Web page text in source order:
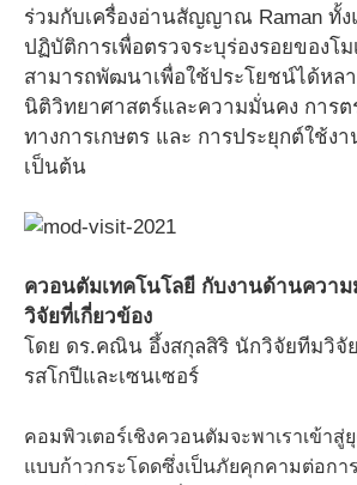
ร่วมกับเครื่องอ่านสัญญาณ Raman ทั้
ปฏิบัติการเพื่อตรวจระบุร่องรอยของโม
สามารถพัฒนาเพื่อใช้ประโยชน์ได้หล
นิติวิทยาศาสตร์และความมั่นคง การต
ทางการเกษตร และ การประยุกต์ใช้ง
เป็นต้น
ควอนตัมเทคโนโลยี กับงานด้านควา
วิจัยที่เกี่ยวข้อง
โดย ดร.คณิน อึ้งสกุลสิริ นักวิจัยทีมวิจั
รสโกปีและเซนเซอร์
คอมพิวเตอร์เชิงควอนตัมจะพาเราเข้าสู่
แบบก้าวกระโดดซึ่งเป็นภัยคุกคามต่อกา